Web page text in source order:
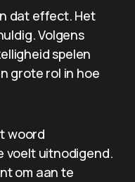
dat effect. Het
Volgens
spelen
grote rol in hoe
woord
voelt uitnodigend.
om aan te